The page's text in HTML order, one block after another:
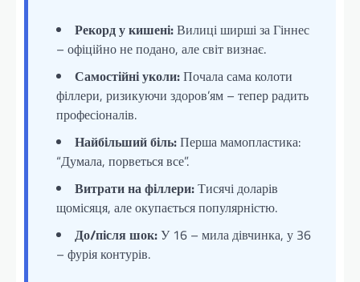
Рекорд у кишені:Вилиці ширші за Гіннес
– офіційно не подано, але світ визнає.
Самостійні уколи:Почала сама колоти
філлери, ризикуючи здоров’ям – тепер радить
професіоналів.
Найбільший біль:Перша мамопластика:
“Думала, порветься все”.
Витрати на філлери:Тисячі доларів
щомісяця, але окупається популярністю.
До/після шок:У 16 – мила дівчинка, у 36
– фурія контурів.